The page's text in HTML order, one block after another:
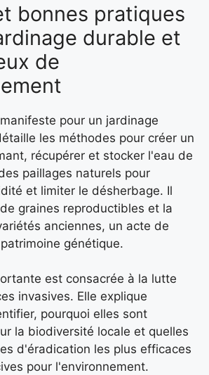
bonnes pratiques
durable et
de
pour un jardinage
les méthodes pour créer un
récupérer et stocker l'eau de
paillages naturels pour
et limiter le désherbage. Il
graines reproductibles et la
anciennes, un acte de
génétique.
est consacrée à la lutte
invasives. Elle explique
pourquoi elles sont
la biodiversité locale et quelles
d'éradication les plus efficaces
pour l'environnement.